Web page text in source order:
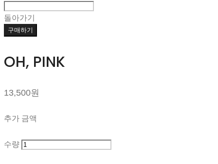
돌아가기
구매하기
OH, PINK
13,500원
추가 금액
수량